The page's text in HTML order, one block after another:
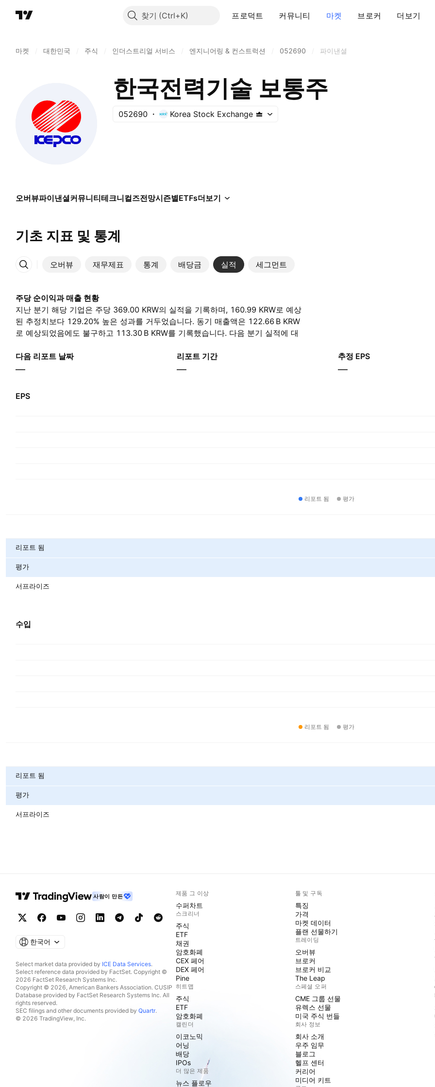
찾기 프로덕트 커뮤니티 마켓 브로커 더보기
마켓 대한민국 주식 인더스트리얼 서비스 엔지니어링 & 컨스트럭션 052690 파이낸셜
한국전력기술 보통주
052690 Korea Stock Exchange
오버뷰파이낸셜커뮤니티테크니컬즈전망시즌별ETFs더보기
기초 지표 및 통계
오버뷰 재무제표 통계 배당금 실적 세그먼트
More
주당 순이익과 매출 현황
지난 분기 해당 기업은 주당 369.00 KRW의 실적을 기록하며, 160.99 KRW로 예상
된 추정치보다 129.20% 높은 성과를 거두었습니다. 동기 매출액은 ‪122.66 B‬ KRW
로 예상되었음에도 불구하고 ‪113.30 B‬ KRW를 기록했습니다. 다음 분기 실적에 대
로 예상합니다.
다음 리포트 날짜
—
리포트 기간
—
추정 EPS
—
EPS
리포트 됨 평가
리포트 됨
평가
서프라이즈
수입
리포트 됨 평가
리포트 됨
평가
서프라이즈
사람이 만든
한국어
Select market data provided by ICE Data Services.
Select reference data provided by FactSet. Copyright ©
2026 FactSet Research Systems Inc.
Copyright © 2026, American Bankers Association. CUSIP
Database provided by FactSet Research Systems Inc. All
rights reserved.
SEC filings and other documents provided by Quartr.
© 2026 TradingView, Inc.
제품 그 이상
수퍼차트
스크리너
주식
ETF
채권
암호화폐
CEX 페어
DEX 페어
Pine
히트맵
주식
ETF
암호화폐
캘린더
이코노믹
어닝
배당
IPOs
더 많은 제품
뉴스 플로우
툴 및 구독
특징
가격
마켓 데이터
플랜 선물하기
트레이딩
오버뷰
브로커
브로커 비교
The Leap
스페셜 오퍼
CME 그룹 선물
유렉스 선물
미국 주식 번들
회사 정보
회사 소개
우주 임무
블로그
헬프 센터
커리어
미디어 키트